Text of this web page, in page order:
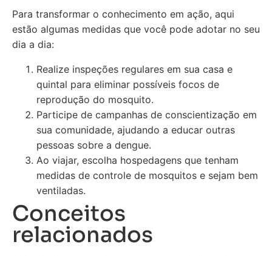
Para transformar o conhecimento em ação, aqui
estão algumas medidas que você pode adotar no seu
dia a dia:
Realize inspeções regulares em sua casa e
quintal para eliminar possíveis focos de
reprodução do mosquito.
Participe de campanhas de conscientização em
sua comunidade, ajudando a educar outras
pessoas sobre a dengue.
Ao viajar, escolha hospedagens que tenham
medidas de controle de mosquitos e sejam bem
ventiladas.
Conceitos
relacionados